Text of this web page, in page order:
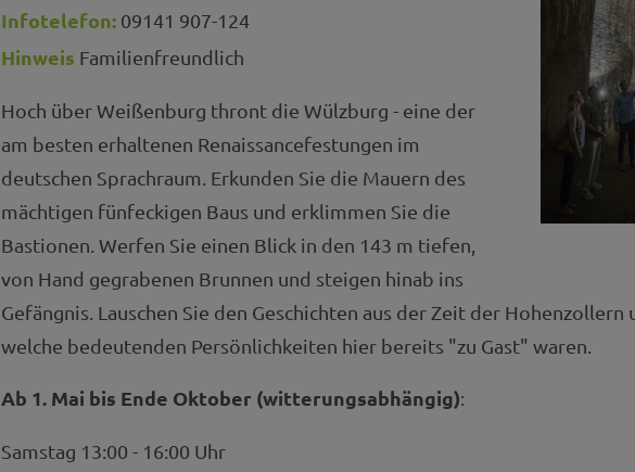
Infotelefon: 09141 907-124
Hinweis Familienfreundlich
Hoch über Weißenburg thront die Wülzburg - eine der
am besten erhaltenen Renaissancefestungen im
deutschen Sprachraum. Erkunden Sie die Mauern des
mächtigen fünfeckigen Baus und erklimmen Sie die
Bastionen. Werfen Sie einen Blick in den 143 m tiefen,
von Hand gegrabenen Brunnen und steigen hinab ins
Gefängnis. Lauschen Sie den Geschichten aus der Zeit der Hohenzollern
welche bedeutenden Persönlichkeiten hier bereits "zu Gast" waren.
Ab 1. Mai bis Ende Oktober (witterungsabhängig):
Samstag 13:00 - 16:00 Uhr